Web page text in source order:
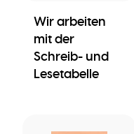
Wir arbeiten
mit der
Schreib- und
Lesetabelle